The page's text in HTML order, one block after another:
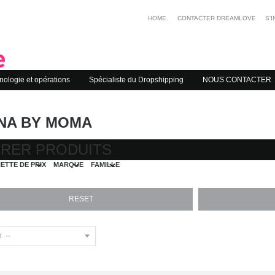
HOME. CONTACTER DREAMLOVE
et opérations Spécialiste du Dropshipping NOUS CONTACTER
BY MOMA
PRODUITS
DE PRIX MARQUE FAMILLE